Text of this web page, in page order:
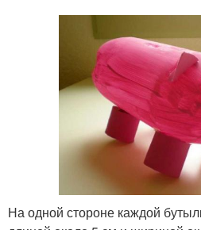
На одной стороне каждой